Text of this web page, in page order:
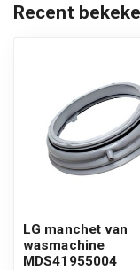
Recent
LG manchet van
wasmachine
MDS41955004